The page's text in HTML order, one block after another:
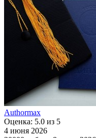
Authormax
Оценка: 5.0 из 5
4 июня 2026